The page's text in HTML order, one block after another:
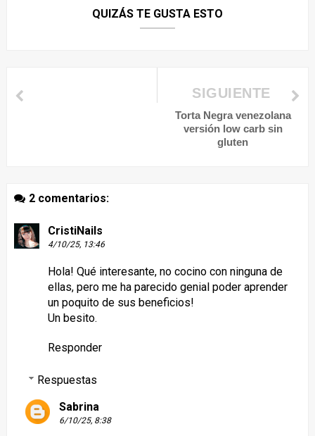
QUIZÁS TE GUSTA ESTO
SIGUIENTE
Torta Negra venezolana
versión low carb sin
gluten
2 comentarios:
CristiNails
4/10/25, 13:46
Hola! Qué interesante, no cocino con ninguna de
ellas, pero me ha parecido genial poder aprender
un poquito de sus beneficios!
Un besito.
Responder
Respuestas
Sabrina
6/10/25, 8:38